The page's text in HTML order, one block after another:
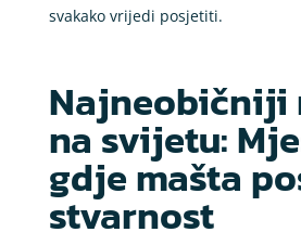
svakako vrijedi posjetiti.
Najneobičniji
na svijetu:
gdje mašta
stvarnost